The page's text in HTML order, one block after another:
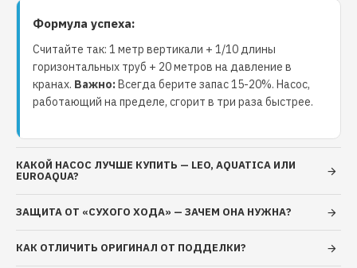
зависимости от уровня воды Электродвигатель Тип
двигателя: асинхронный, со встроенной
термозащитой Обмотки статора: медь Напряжение:
220-240 В Частота: 50 Гц Класс изоляции: В Класс
защиты: IP68 Длина кабеля: 7 м Условия применения
Максимальная температура перекачиваемой
воды: до 5 м Только для чистой воды без
абразивосодержащих примесей (песка, глины,
извести и т.д.) Водородный показатель воды (рН):
г/м³
Формула успеха:
Считайте так: 1 метр вертикали + 1/10 длины
горизонтальных труб + 20 метров на давление в
кранах. Важно:Всегда берите запас 15-20%. Насос,
работающий на пределе, сгорит в три раза быстрее.
КАКОЙ НАСОС ЛУЧШЕ КУПИТЬ — LEO, AQUATICA ИЛИ
EUROAQUA?
ЗАЩИТА ОТ «СУХОГО ХОДА» — ЗАЧЕМ ОНА НУЖНА?
КАК ОТЛИЧИТЬ ОРИГИНАЛ ОТ ПОДДЕЛКИ?